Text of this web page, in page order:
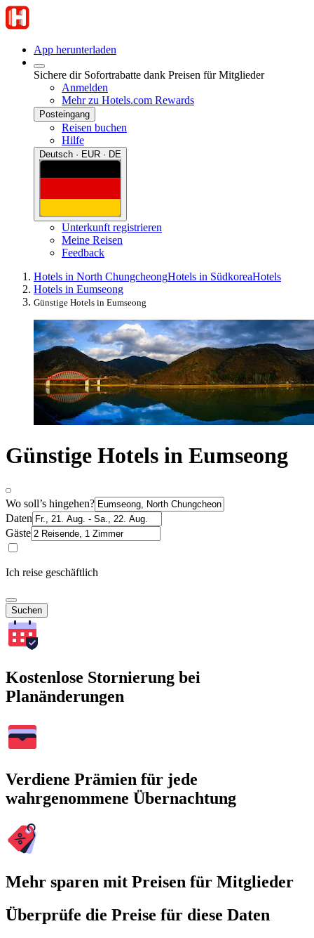
App herunterladen
Sichere dir Sofortrabatte dank Preisen für Mitglieder
Anmelden
Mehr zu Hotels.com Rewards
Posteingang
Reisen buchen
Hilfe
Deutsch · EUR · DE
Unterkunft registrieren
Meine Reisen
Feedback
Hotels in North ChungcheongHotels in SüdkoreaHotels
Hotels in Eumseong
Günstige Hotels in Eumseong
Günstige Hotels in Eumseong
Wo soll’s hingehen?
Daten
Gäste
Ich reise geschäftlich
Suchen
Kostenlose Stornierung bei
Planänderungen
Verdiene Prämien für jede
wahrgenommene Übernachtung
Mehr sparen mit Preisen für Mitglieder
Überprüfe die Preise für diese Daten